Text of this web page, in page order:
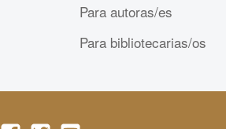
Para autoras/es
Para bibliotecarias/os